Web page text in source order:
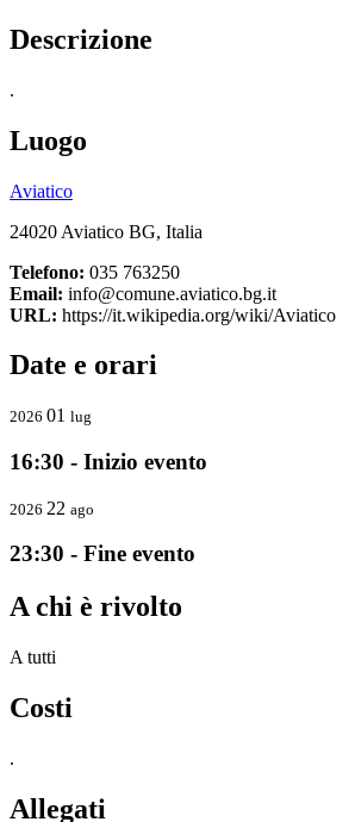
Descrizione
.
Luogo
Aviatico
24020 Aviatico BG, Italia
Telefono: 035 763250
Email: info@comune.aviatico.bg.it
URL: https://it.wikipedia.org/wiki/Aviatico
Date e orari
2026 01 lug
16:30 - Inizio evento
2026 22 ago
23:30 - Fine evento
A chi è rivolto
A tutti
Costi
.
Allegati